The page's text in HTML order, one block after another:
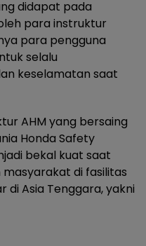
didapat pada
para instruktur
para pengguna
selalu
keselamatan saat
AHM yang bersaing
Honda Safety
bekal kuat saat
di fasilitas
di Asia Tenggara, yakni